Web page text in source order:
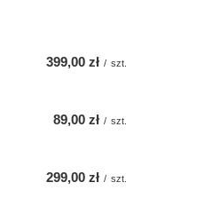
399,00 zł / szt.
89,00 zł / szt.
299,00 zł / szt.